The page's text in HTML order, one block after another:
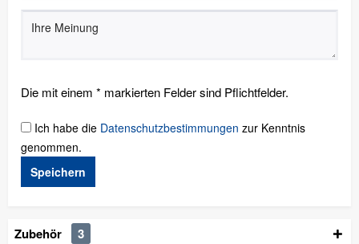
Die mit einem * markierten Felder sind Pflichtfelder.
Ich habe die Datenschutzbestimmungen zur Kenntnis
genommen.
Speichern
Zubehör
3